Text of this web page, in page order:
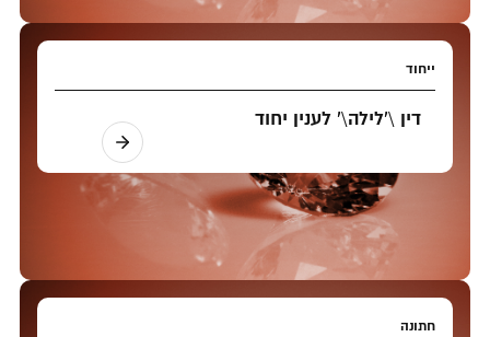
ייחוד
דין \'לילה\' לענין יחוד
חתונה